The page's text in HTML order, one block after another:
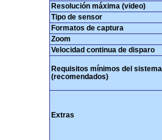
Resolución máxima (video)
Tipo de sensor
Formatos de captura
Zoom
Velocidad continua de disparo
Requisitos mínimos del sistema
(recomendados)
Extras